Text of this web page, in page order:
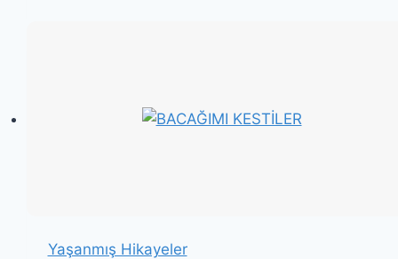
Yaşanmış Hikayeler